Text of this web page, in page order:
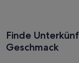
Finde
Geschmack